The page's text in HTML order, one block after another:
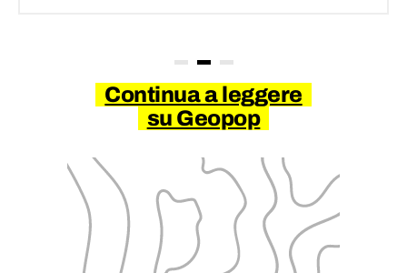
Continua a leggere
su Geopop